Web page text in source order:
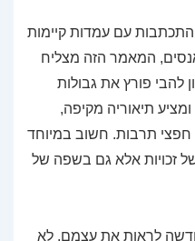
עם עמדות קיימות
המאמר הזה מצליח
להבי פורץ את גבולות
תיאוריה מקיפה,
חפצי תרבות. חשוב במיוחד
זכויות אלא גם בשפה של
לראות את עצמם. לא